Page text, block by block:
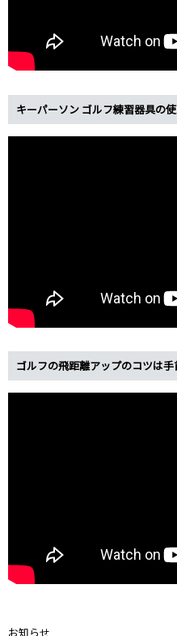
キーパーソン ゴルフ練習器具の
ゴルフの飛距離アップのコツは手
お知らせ